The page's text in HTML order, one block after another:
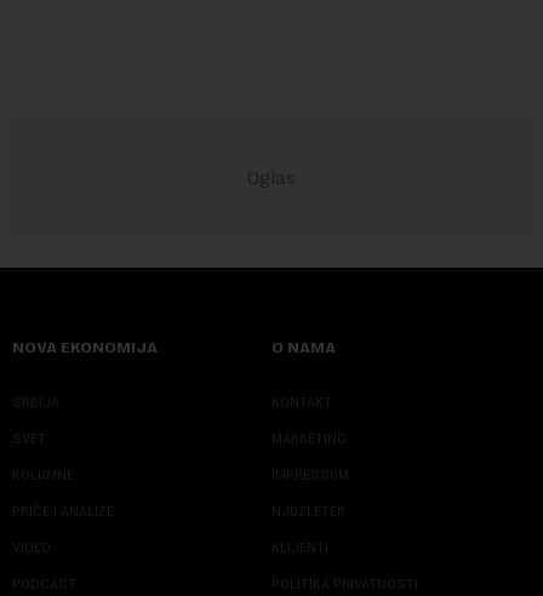
NOVA EKONOMIJA
SRBIJA
SVET
KOLUMNE
PRIČE I ANALIZE
VIDEO
PODCAST
O NAMA
KONTAKT
MARKETING
IMPRESSUM
NJUZLETER
KLIJENTI
POLITIKA PRIVATNOSTI